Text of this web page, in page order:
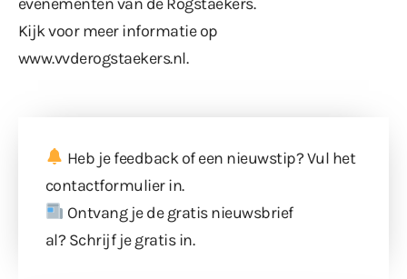
Kijk voor meer informatie op
www.vvderogstaekers.nl.
Heb je feedback of een nieuwstip? Vul het
contactformulierin.
Ontvang je de gratis nieuwsbrief
al? Schrijf je gratis in.